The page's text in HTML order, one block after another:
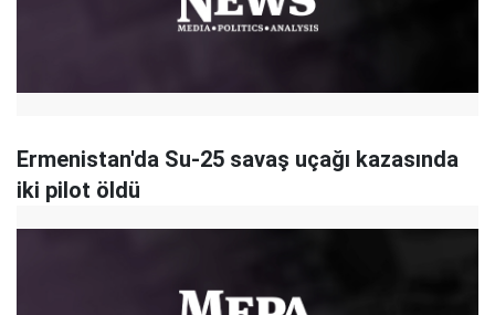
Ermenistan'da Su-25 savaş uçağı kazasında
iki pilot öldü